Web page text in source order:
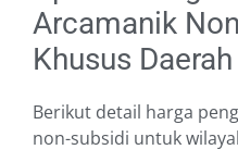
Arcamanik
Khusus
Berikut detail harga
non-subsidi untuk